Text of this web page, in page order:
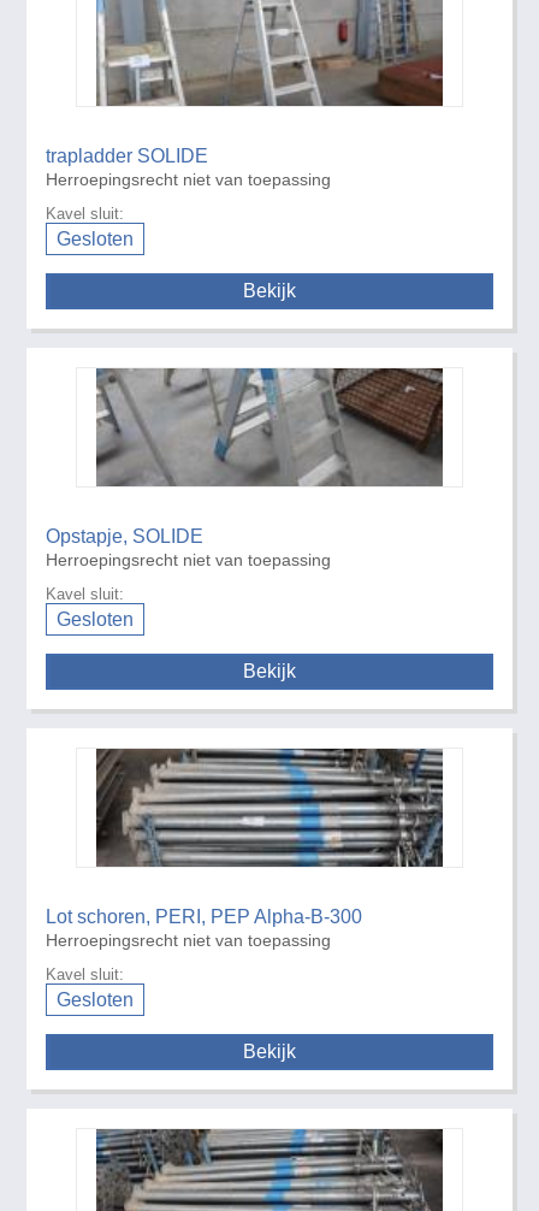
trapladder SOLIDE
Herroepingsrecht niet van toepassing
Kavel sluit:
Gesloten
Bekijk
Opstapje, SOLIDE
Herroepingsrecht niet van toepassing
Kavel sluit:
Gesloten
Bekijk
Lot schoren, PERI, PEP Alpha-B-300
Herroepingsrecht niet van toepassing
Kavel sluit:
Gesloten
Bekijk